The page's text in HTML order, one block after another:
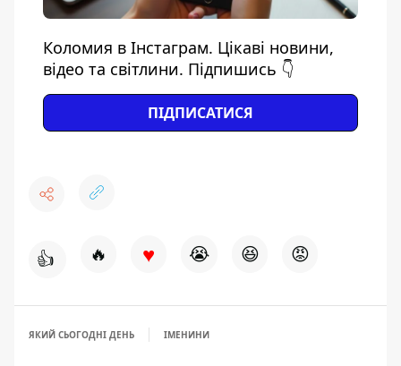
Коломия в Інстаграм. Цікаві новини,
відео та світлини. Підпишись 👇
ПІДПИСАТИСЯ
👍 🔥 ♥ 😭 😆 😡
ЯКИЙ СЬОГОДНІ ДЕНЬ ІМЕНИНИ